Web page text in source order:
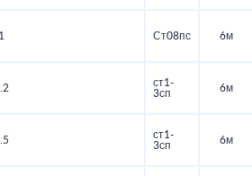
Ст08пс 6м
ст1-
3сп
6м
ст1-
3сп
6м